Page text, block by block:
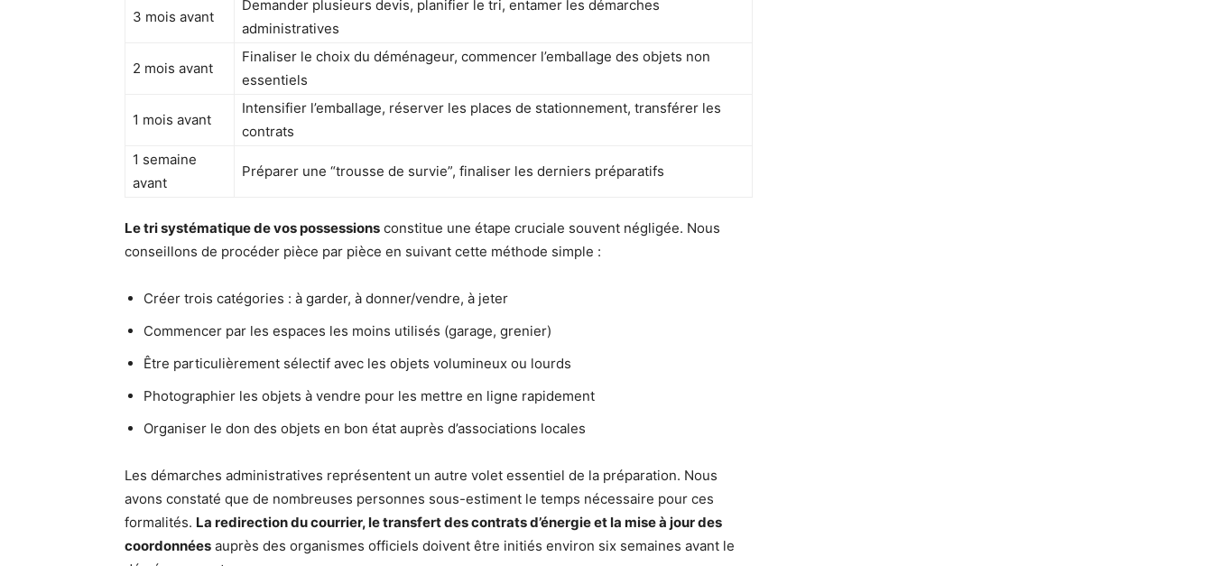
3 mois avant
Demander plusieurs devis, planifier le tri, entamer les démarches
administratives
2 mois avant
Finaliser le choix du déménageur, commencer l’emballage des objets non
essentiels
1 mois avant
Intensifier l’emballage, réserver les places de stationnement, transférer les
contrats
1 semaine
avant
Préparer une “trousse de survie”, finaliser les derniers préparatifs
Le tri systématique de vos possessions constitue une étape cruciale souvent négligée. Nous
conseillons de procéder pièce par pièce en suivant cette méthode simple :
Créer trois catégories : à garder, à donner/vendre, à jeter
Commencer par les espaces les moins utilisés (garage, grenier)
Être particulièrement sélectif avec les objets volumineux ou lourds
Photographier les objets à vendre pour les mettre en ligne rapidement
Organiser le don des objets en bon état auprès d’associations locales
Les démarches administratives représentent un autre volet essentiel de la préparation. Nous
avons constaté que de nombreuses personnes sous-estiment le temps nécessaire pour ces
formalités. La redirection du courrier, le transfert des contrats d’énergie et la mise à jour des
coordonnées auprès des organismes officiels doivent être initiés environ six semaines avant le